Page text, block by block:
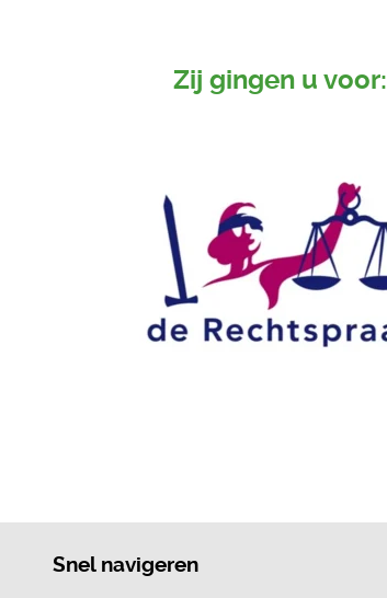
Zij gingen u voor:
Snel navigeren